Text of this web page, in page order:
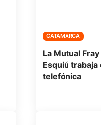
CATAMARCA
La Mutual
Esquiú trabaja
telefónica